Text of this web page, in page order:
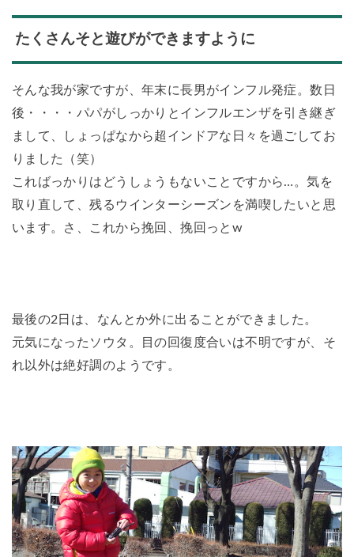
たくさんそと遊びができますように
そんな我が家ですが、年末に長男がインフル発症。数日
後・・・・パパがしっかりとインフルエンザを引き継ぎ
まして、しょっぱなから超インドアな日々を過ごしてお
りました（笑）
こればっかりはどうしょうもないことですから…。気を
取り直して、残るウインターシーズンを満喫したいと思
います。さ、これから挽回、挽回っとw
最後の2日は、なんとか外に出ることができました。
元気になったソウタ。目の回復度合いは不明ですが、そ
れ以外は絶好調のようです。